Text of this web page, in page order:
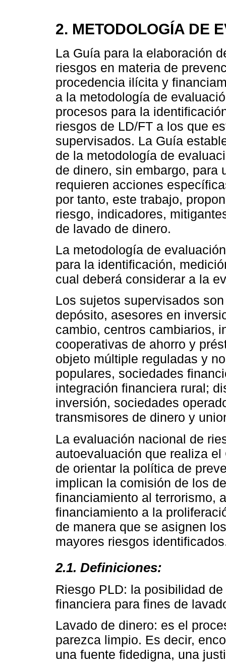
2. METODOLOGÍA DE
La Guía para la elaboración
riesgos en materia de
procedencia ilícita y
a la metodología de
procesos para la
riesgos de LD/FT a los que
supervisados. La Guía
de la metodología de
de dinero, sin embargo, para
requieren acciones
por tanto, este trabajo,
riesgo, indicadores,
de lavado de dinero.
La metodología de
para la identificación,
cual deberá considerar a la
Los sujetos supervisados
depósito, asesores en
cambio, centros cambiarios,
cooperativas de ahorro y
objeto múltiple reguladas y
populares, sociedades
integración financiera rural;
inversión, sociedades
transmisores de dinero y
La evaluación nacional de
autoevaluación que realiza
de orientar la política de
implican la comisión de los
financiamiento al terrorismo,
financiamiento a la
de manera que se asignen
mayores riesgos
2.1. Definiciones:
Riesgo PLD: la posibilidad
financiera para fines de
Lavado de dinero: es el
parezca limpio. Es decir,
una fuente fidedigna, una